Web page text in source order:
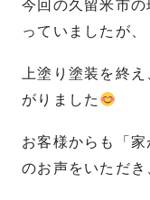
今回の久留米市
っていましたが、
上塗り塗装を終
がりました
お客様からも「
のお声をいただき